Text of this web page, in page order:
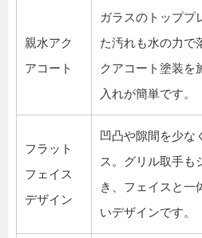
親水アク
アコート
ガラスのトッププ
た汚れも水の力で
クアコート塗装を
入れが簡単です。
フラット
フェイス
デザイン
凹凸や隙間を少な
ス。グリル取手も
き、フェイスと一
いデザインです。